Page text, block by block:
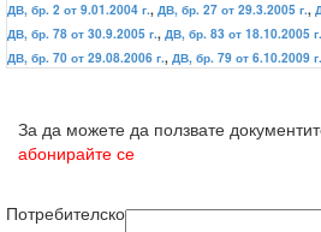
ДВ, бр. 2 от 9.01.2004 г., ДВ, бр. 27 от 29.3.2005 г.,
ДВ, бр. 78 от 30.9.2005 г., ДВ, бр. 83 от 18.10.2005 г.
ДВ, бр. 70 от 29.08.2006 г., ДВ, бр. 79 от 6.10.2009 г.
За да можете да ползвате
абонирайте се
Потребителско